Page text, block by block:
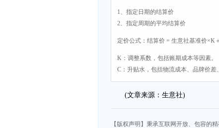
1、指定日期的结算价
2、指定周期的平均结算价
定价公式：结算价 = 生意社基准价×K
K：调整系数，包括账期成本等因素。
C：升贴水，包括物流成本、品牌价差
(文章来源：生意社)
【版权声明】秉承互联网开放、包容的